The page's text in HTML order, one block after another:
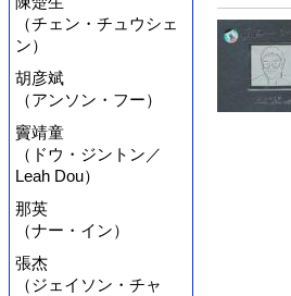
（チェン・チュウシェ
ン）
胡彦斌
（アンソン・フー）
竇靖童
（ドウ・ジントン／
Leah Dou）
那英
（ナー・イン）
張杰
（ジェイソン・チャ